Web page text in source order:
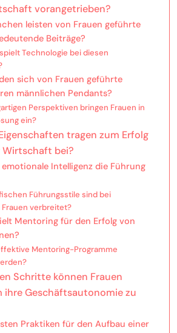
vorangetrieben?
leisten von Frauen geführte
Beiträge?
Technologie bei diesen
sich von Frauen geführte
männlichen Pendants?
Perspektiven bringen Frauen in
ein?
tragen zum Erfolg
Wirtschaft bei?
Intelligenz die Führung
Führungsstile sind bei
verbreitet?
Mentoring für den Erfolg von
Mentoring-Programme
Schritte können Frauen
ihre Geschäftsautonomie zu
Praktiken für den Aufbau einer